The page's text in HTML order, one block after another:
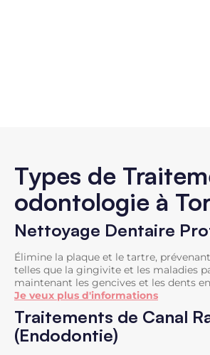
Types de
odontologie à
Nettoyage Dentaire
Élimine la plaque et le tartre,
telles que la gingivite et les maladies
maintenant les gencives et les dents
Je veux plus d'informations
Traitements de Canal
(Endodontie)